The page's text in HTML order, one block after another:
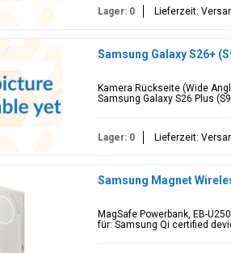
Lager: 0 Lieferzeit:
Samsung Galaxy S26+
Kamera Rückseite (Wide
Samsung Galaxy S26 Plus
Lager: 0 Lieferzeit:
Samsung Magnet
MagSafe Powerbank, EB-
für: Samsung Qi certified